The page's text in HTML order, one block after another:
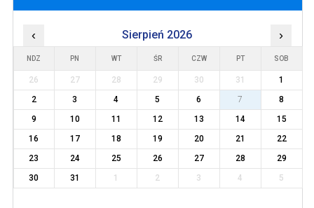
‹ Sierpień 2026 ›
NDZ PN WT ŚR CZW PT SOB
26 27 28 29 30 31
1
2
3 4 5 6 7
8
9
10 11 12 13 14
15
16
17 18 19 20 21
22
23
24 25 26 27 28
29
30
31 1 2 3 4 5